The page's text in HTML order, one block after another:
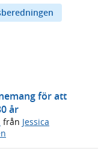
för att
år
från Jessica